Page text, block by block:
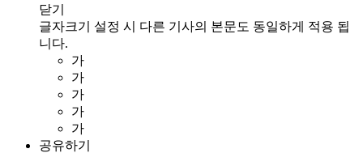
닫기
글자크기 설정 시 다른 기사의 본문도 동일하게 적용 됩
니다.
가
가
가
가
가
공유하기